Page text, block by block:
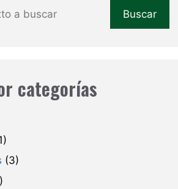
Buscar
categorías
(3)